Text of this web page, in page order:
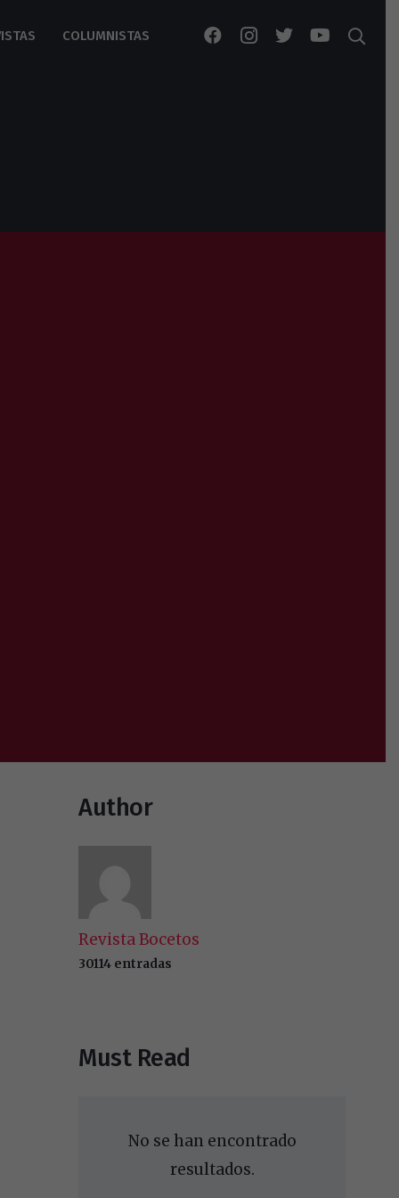
COLUMNISTAS
Author
Revista Bocetos
30114 entradas
Must Read
No se han encontrado
resultados.